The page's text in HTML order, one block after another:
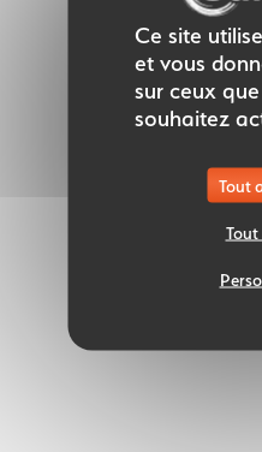
Ce site
et vous
sur ceux
souhaitez
Tout
Tout